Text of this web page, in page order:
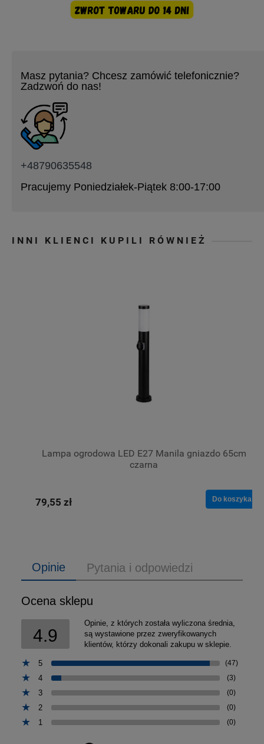
Masz pytania? Chcesz zamówić telefonicznie?
Zadzwoń do nas!
+48790635548
Pracujemy Poniedziałek-Piątek 8:00-17:00
INNI KLIENCI KUPILI RÓWNIEŻ
Lampa ogrodowa LED E27 Manila gniazdo 65cm
czarna
79,55 zł Do koszyka
Opinie Pytania i odpowiedzi
Ocena sklepu
4.9
Opinie, z których została wyliczona średnia,
są wystawione przez zweryfikowanych
klientów, którzy dokonali zakupu w sklepie.
5 (47)
4 (3)
3 (0)
2 (0)
1 (0)